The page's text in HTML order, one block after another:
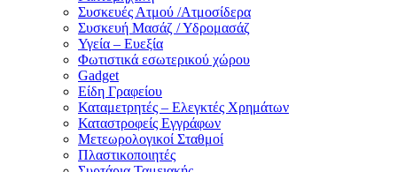
Συσκευές Ατμού /Ατμοσίδερα
Συσκευή Μασάζ / Υδρομασάζ
Υγεία – Ευεξία
Φωτιστικά εσωτερικού χώρου
Gadget
Είδη Γραφείου
Καταμετρητές – Ελεγκτές Χρημάτων
Καταστροφείς Εγγράφων
Μετεωρολογικοί Σταθμοί
Πλαστικοποιητές